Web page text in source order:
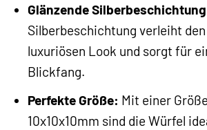
Glänzende
Silberbeschichtung verleiht
luxuriösen Look und sorgt für
Blickfang.
Perfekte Größe: Mit einer
10x10x10mm sind die Würfel